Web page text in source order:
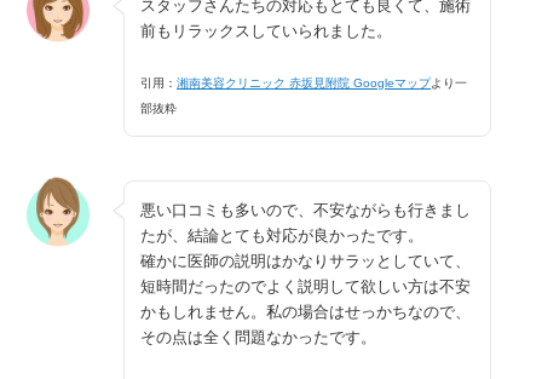
スタッフさんたちの対応もとても良くて、施術
前もリラックスしていられました。
引用：湘南美容クリニック 赤坂見附院 Googleマップより一
部抜粋
悪い口コミも多いので、不安ながらも行きまし
たが、結論とても対応が良かったです。
確かに医師の説明はかなりサラッとしていて、
短時間だったのでよく説明して欲しい方は不安
かもしれません。私の場合はせっかちなので、
その点は全く問題なかったです。